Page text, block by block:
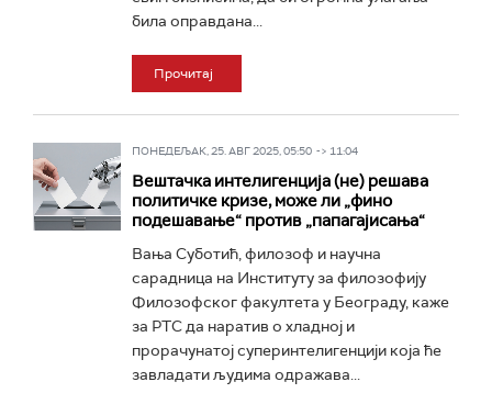
била оправдана...
Прочитај
ПОНЕДЕЉАК, 25. АВГ 2025, 05:50 -> 11:04
Вештачка интелигенција (не) решава
политичке кризе, може ли „фино
подешавање“ против „папагајисања“
Вања Суботић, филозоф и научна
сарадница на Институту за филозофију
Филозофског факултета у Београду, каже
за РТС да наратив о хладној и
прорачунатој суперинтелигенцији која ће
завладати људима одражава...